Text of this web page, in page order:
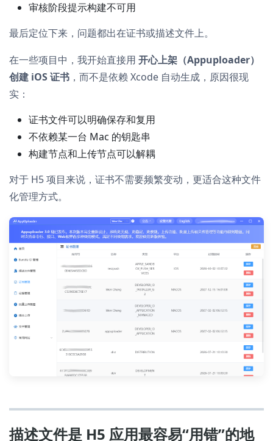
审核阶段提示构建不可用
最后定位下来，问题都出在证书或描述文件上。
在一些项目中，我开始直接用 开心上架（Appuploader）
创建 iOS 证书 ，而不是依赖 Xcode 自动生成，原因很现
实：
证书文件可以明确保存和复用
不依赖某一台 Mac 的钥匙串
构建节点和上传节点可以解耦
对于 H5 项目来说，证书不需要频繁变动，更适合这种文件
化管理方式。
描述文件是 H5 应用最容易“用错”的地